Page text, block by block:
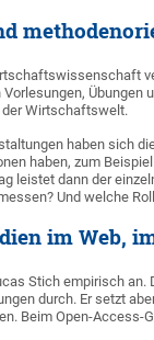
Übungen
Wirtschaftswelt.
haben sich
haben, zum
leistet dann der
Und welche
im Web,
Stich empirisch an.
durch. Er setzt
Beim Open-Access-